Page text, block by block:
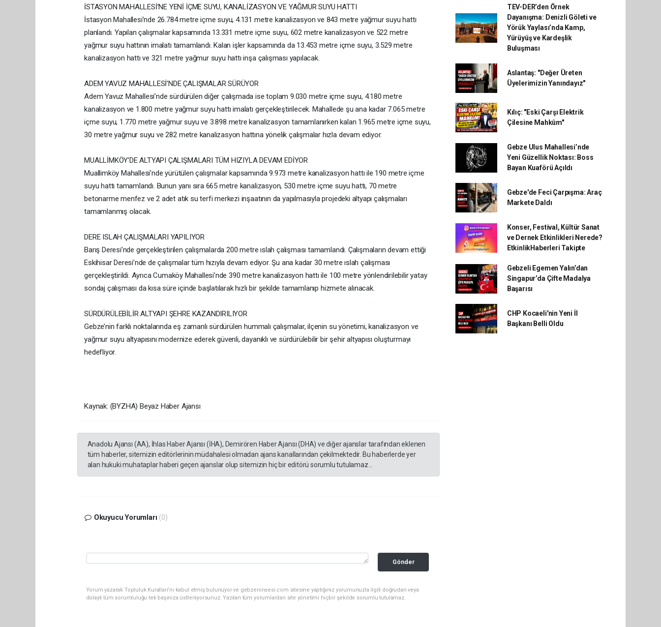
İSTASYON MAHALLESİ’NE YENİ İÇME SUYU, KANALİZASYON VE YAĞMUR SUYU HATTI
İstasyon Mahallesi’nde 26.784 metre içme suyu, 4.131 metre kanalizasyon ve 843 metre yağmur suyu hattı
planlandı. Yapılan çalışmalar kapsamında 13.331 metre içme suyu, 602 metre kanalizasyon ve 522 metre
yağmur suyu hattının imalatı tamamlandı. Kalan işler kapsamında da 13.453 metre içme suyu, 3.529 metre
kanalizasyon hattı ve 321 metre yağmur suyu hattı inşa çalışması yapılacak.
ADEM YAVUZ MAHALLESİ’NDE ÇALIŞMALAR SÜRÜYOR
Adem Yavuz Mahallesi’nde sürdürülen diğer çalışmada ise toplam 9.030 metre içme suyu, 4.180 metre
kanalizasyon ve 1.800 metre yağmur suyu hattı imalatı gerçekleştirilecek. Mahallede şu ana kadar 7.065 metre
içme suyu, 1.770 metre yağmur suyu ve 3.898 metre kanalizasyon tamamlanırken kalan 1.965 metre içme suyu,
30 metre yağmur suyu ve 282 metre kanalizasyon hattına yönelik çalışmalar hızla devam ediyor.
MUALLİMKÖY’DE ALTYAPI ÇALIŞMALARI TÜM HIZIYLA DEVAM EDİYOR
Muallimköy Mahallesi’nde yürütülen çalışmalar kapsamında 9.973 metre kanalizasyon hattı ile 190 metre içme
suyu hattı tamamlandı. Bunun yanı sıra 665 metre kanalizasyon, 530 metre içme suyu hattı, 70 metre
betonarme menfez ve 2 adet atık su terfi merkezi inşaatının da yapılmasıyla projedeki altyapı çalışmaları
tamamlanmış olacak.
DERE ISLAH ÇALIŞMALARI YAPILIYOR
Barış Deresi’nde gerçekleştirilen çalışmalarda 200 metre ıslah çalışması tamamlandı. Çalışmaların devam ettiği
Eskihisar Deresi’nde de çalışmalar tüm hızıyla devam ediyor. Şu ana kadar 30 metre ıslah çalışması
gerçekleştirildi. Ayrıca Cumaköy Mahallesi’nde 390 metre kanalizasyon hattı ile 100 metre yönlendirilebilir yatay
sondaj çalışması da kısa süre içinde başlatılarak hızlı bir şekilde tamamlanıp hizmete alınacak.
SÜRDÜRÜLEBİLİR ALTYAPI ŞEHRE KAZANDIRILIYOR
Gebze’nin farklı noktalarında eş zamanlı sürdürülen hummalı çalışmalar, ilçenin su yönetimi, kanalizasyon ve
yağmur suyu altyapısını modernize ederek güvenli, dayanıklı ve sürdürülebilir bir şehir altyapısı oluşturmayı
hedefliyor.
Kaynak: (BYZHA) Beyaz Haber Ajansı
Anadolu Ajansı (AA), İhlas Haber Ajansı (İHA), Demirören Haber Ajansı (DHA) ve diğer ajanslar tarafından eklenen
tüm haberler, sitemizin editörlerinin müdahalesi olmadan ajans kanallarından çekilmektedir. Bu haberlerde yer
alan hukuki muhataplar haberi geçen ajanslar olup sitemizin hiç bir editörü sorumlu tutulamaz...
Okuyucu Yorumları (0)
Gönder
Yorum yazarak Topluluk Kuralları’nı kabul etmiş bulunuyor ve gebzeninsesi.com sitesine yaptığınız yorumunuzla ilgili doğrudan veya
dolaylı tüm sorumluluğu tek başınıza üstleniyorsunuz. Yazılan tüm yorumlardan site yönetimi hiçbir şekilde sorumlu tutulamaz.
TEV-DER’den Örnek
Dayanışma: Denizli Göleti ve
Yörük Yaylası’nda Kamp,
Yürüyüş ve Kardeşlik
Buluşması
Aslantaş: "Değer Üreten
Üyelerimizin Yanındayız"
Kılıç: "Eski Çarşı Elektrik
Çilesine Mahkûm"
Gebze Ulus Mahallesi’nde
Yeni Güzellik Noktası: Boss
Bayan Kuaförü Açıldı
Gebze'de Feci Çarpışma: Araç
Markete Daldı
Konser, Festival, Kültür Sanat
ve Dernek Etkinlikleri Nerede?
EtkinlikHaberleri Takipte
Gebzeli Egemen Yalın’dan
Singapur’da Çifte Madalya
Başarısı
CHP Kocaeli'nin Yeni İl
Başkanı Belli Oldu